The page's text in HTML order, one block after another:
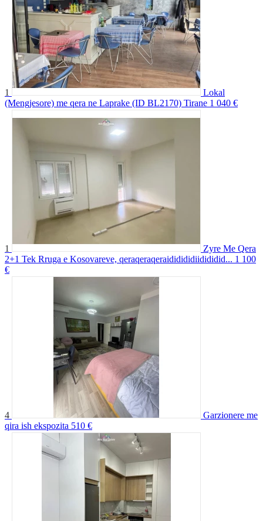
1
Lokal
(Mengjesore) me qera ne Laprake (ID BL2170) Tirane 1 040 €
1
Zyre Me Qera
2+1 Tek Rruga e Kosovareve, qeraqeraqeraididididiidididid... 1 100
€
4
Garzionere me
qira ish ekspozita 510 €